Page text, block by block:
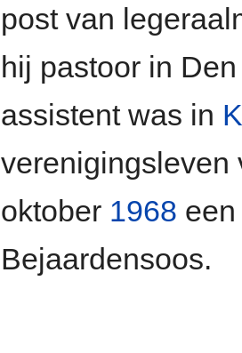
post van
hij pastoor in
assistent was in
verenigingsleven
oktober 1968
Bejaardensoos.